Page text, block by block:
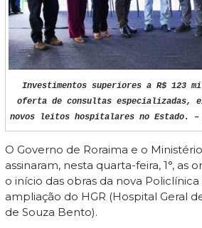
Investimentos superiores a R$ 123
oferta de consultas especializadas,
novos leitos hospitalares no Estado. –
O Governo de Roraima e o
assinaram, nesta quarta-feira, 1°, as
o início das obras da nova
ampliação do HGR (Hospital Geral
de Souza Bento).